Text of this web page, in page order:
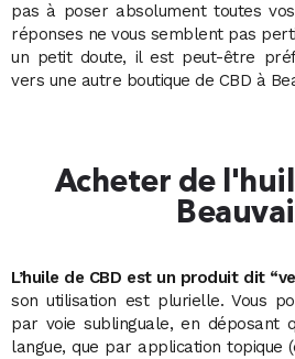
pas à poser absolument toutes
réponses ne vous semblent pas
un petit doute, il est peut-être
vers une autre boutique de CBD à
Acheter de
L’huile de CBD est un produit dit
son utilisation est plurielle. Vous
par voie sublinguale, en déposant
langue, que par application topique